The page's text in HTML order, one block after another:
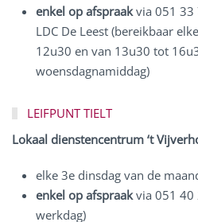
enkel op afspraakvia 051 33
LDC De Leest (bereikbaar
12u30 en van 13u30 tot
woensdagnamiddag)
LEIFPUNT TIELT
Lokaal dienstencentrum ‘t
elke 3e dinsdag van de
enkel op afspraakvia 051 40
werkdag)